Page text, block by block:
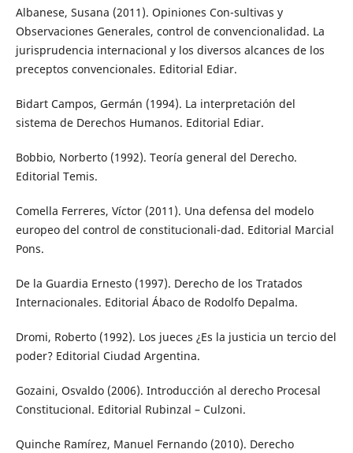
Albanese, Susana (2011). Opiniones Con-sultivas y
Observaciones Generales, control de convencionalidad. La
jurisprudencia internacional y los diversos alcances de los
preceptos convencionales. Editorial Ediar.
Bidart Campos, Germán (1994). La interpretación del
sistema de Derechos Humanos. Editorial Ediar.
Bobbio, Norberto (1992). Teoría general del Derecho.
Editorial Temis.
Comella Ferreres, Víctor (2011). Una defensa del modelo
europeo del control de constitucionali-dad. Editorial Marcial
Pons.
De la Guardia Ernesto (1997). Derecho de los Tratados
Internacionales. Editorial Ábaco de Rodolfo Depalma.
Dromi, Roberto (1992). Los jueces ¿Es la justicia un tercio del
poder? Editorial Ciudad Argentina.
Gozaini, Osvaldo (2006). Introducción al derecho Procesal
Constitucional. Editorial Rubinzal – Culzoni.
Quinche Ramírez, Manuel Fernando (2010). Derecho